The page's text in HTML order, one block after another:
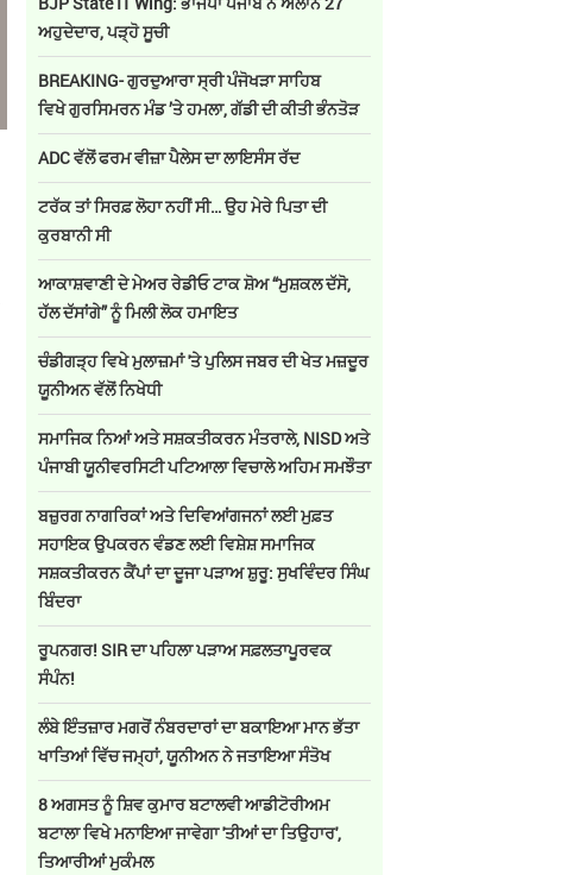
ਅਹੁਦੇਦਾਰ, ਪੜ੍ਹੋ ਸੂਚੀ
BREAKING- ਗੁਰਦੁਆਰਾ ਸ੍ਰੀ ਪੰਜੋਖੜਾ ਸਾਹਿਬ
ਵਿਖੇ ਗੁਰਸਿਮਰਨ ਮੰਡ ’ਤੇ ਹਮਲਾ, ਗੱਡੀ ਦੀ ਕੀਤੀ ਭੰਨਤੋੜ
ADC ਵੱਲੋਂ ਫਰਮ ਵੀਜ਼ਾ ਪੈਲੇਸ ਦਾ ਲਾਇਸੰਸ ਰੱਦ
ਟਰੱਕ ਤਾਂ ਸਿਰਫ਼ ਲੋਹਾ ਨਹੀਂ ਸੀ… ਉਹ ਮੇਰੇ ਪਿਤਾ ਦੀ
ਕੁਰਬਾਨੀ ਸੀ
ਆਕਾਸ਼ਵਾਣੀ ਦੇ ਮੇਅਰ ਰੇਡੀਓ ਟਾਕ ਸ਼ੋਅ “ਮੁਸ਼ਕਲ ਦੱਸੋ,
ਹੱਲ ਦੱਸਾਂਗੇ” ਨੂੰ ਮਿਲੀ ਲੋਕ ਹਮਾਇਤ
ਚੰਡੀਗੜ੍ਹ ਵਿਖੇ ਮੁਲਾਜ਼ਮਾਂ 'ਤੇ ਪੁਲਿਸ ਜਬਰ ਦੀ ਖੇਤ ਮਜ਼ਦੂਰ
ਯੂਨੀਅਨ ਵੱਲੋਂ ਨਿਖੇਧੀ
ਸਮਾਜਿਕ ਨਿਆਂ ਅਤੇ ਸਸ਼ਕਤੀਕਰਨ ਮੰਤਰਾਲੇ, NISD ਅਤੇ
ਪੰਜਾਬੀ ਯੂਨੀਵਰਸਿਟੀ ਪਟਿਆਲਾ ਵਿਚਾਲੇ ਅਹਿਮ ਸਮਝੌਤਾ
ਬਜ਼ੁਰਗ ਨਾਗਰਿਕਾਂ ਅਤੇ ਦਿਵਿਆਂਗਜਨਾਂ ਲਈ ਮੁਫ਼ਤ
ਸਹਾਇਕ ਉਪਕਰਨ ਵੰਡਣ ਲਈ ਵਿਸ਼ੇਸ਼ ਸਮਾਜਿਕ
ਸਸ਼ਕਤੀਕਰਨ ਕੈਂਪਾਂ ਦਾ ਦੂਜਾ ਪੜਾਅ ਸ਼ੁਰੂ: ਸੁਖਵਿੰਦਰ ਸਿੰਘ
ਬਿੰਦਰਾ
ਰੂਪਨਗਰ! SIR ਦਾ ਪਹਿਲਾ ਪੜਾਅ ਸਫ਼ਲਤਾਪੂਰਵਕ
ਸੰਪੰਨ!
ਲੰਬੇ ਇੰਤਜ਼ਾਰ ਮਗਰੋਂ ਨੰਬਰਦਾਰਾਂ ਦਾ ਬਕਾਇਆ ਮਾਨ ਭੱਤਾ
ਖਾਤਿਆਂ ਵਿੱਚ ਜਮ੍ਹਾਂ, ਯੂਨੀਅਨ ਨੇ ਜਤਾਇਆ ਸੰਤੋਖ
8 ਅਗਸਤ ਨੂੰ ਸ਼ਿਵ ਕੁਮਾਰ ਬਟਾਲਵੀ ਆਡੀਟੋਰੀਅਮ
ਬਟਾਲਾ ਵਿਖੇ ਮਨਾਇਆ ਜਾਵੇਗਾ 'ਤੀਆਂ ਦਾ ਤਿਉਹਾਰ',
ਤਿਆਰੀਆਂ ਮੁਕੰਮਲ